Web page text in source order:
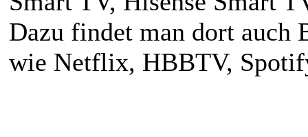
Dazu findet man dort auch
wie Netflix, HBBTV,